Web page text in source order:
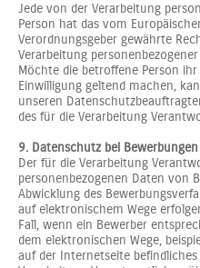
Jede von der Verarbeitung
Person hat das vom
Verordnungsgeber gewährte
Verarbeitung
Möchte die betroffene Person
Einwilligung geltend machen,
unseren
des für die Verarbeitung
9. Datenschutz bei
Der für die Verarbeitung
personenbezogenen Daten von
Abwicklung des
auf elektronischem Wege
Fall, wenn ein Bewerber
dem elektronischen Wege,
auf der Internetseite